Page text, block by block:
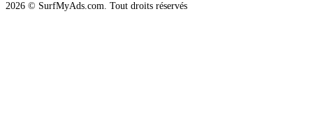
2026 © SurfMyAds.com. Tout droits réservés